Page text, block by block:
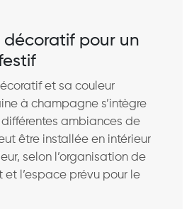
décoratif pour un
et sa couleur
à champagne s’intègre
ambiances de
être installée en intérieur
selon l’organisation de
et l’espace prévu pour le